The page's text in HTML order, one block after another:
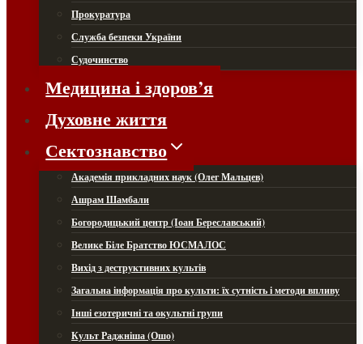
Прокуратура
Служба безпеки України
Судочинство
Медицина і здоров’я
Духовне життя
Сектознавство
Академія прикладних наук (Олег Мальцев)
Ашрам Шамбали
Богородицький центр (Іоан Береславський)
Велике Біле Братство ЮСМАЛОС
Вихід з деструктивних культів
Загальна інформація про культи: їх сутність і методи впливу
Інші езотеричні та окультні групи
Культ Раджніша (Ошо)